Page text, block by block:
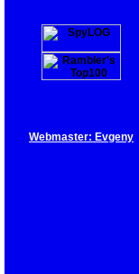
Webmaster: Evgeny